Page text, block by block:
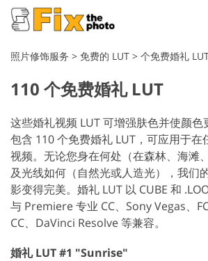
照片修饰服务 > 免费的 LUT > 个免费婚礼
110 个免费婚礼 LUT
这些婚礼视频 LUT 可增强肤色并使颜色
包含 110 个免费婚礼 LUT，可应用于在
视频。无论您身在何处（在森林、海滩
及光线如何（自然光或人造光），我们
影变得完美。婚礼 LUT 以 CUBE 和
与 Premiere 专业 CC、Sony Vegas、
CC、DaVinci Resolve 等兼容。
婚礼 LUT #1 "Sunrise"